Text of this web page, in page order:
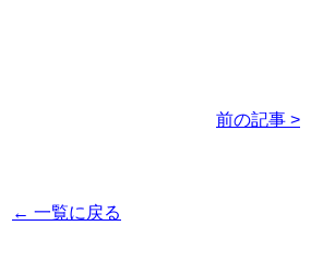
前の記事 >
← 一覧に戻る